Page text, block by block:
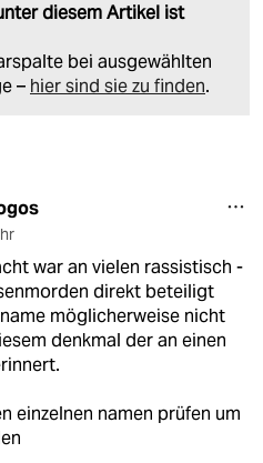
diesem Artikel ist
bei ausgewählten
– hier sind sie zu finden.
war an vielen rassistisch -
direkt beteiligt
möglicherweise nicht
denkmal der an einen
einzelnen namen prüfen um